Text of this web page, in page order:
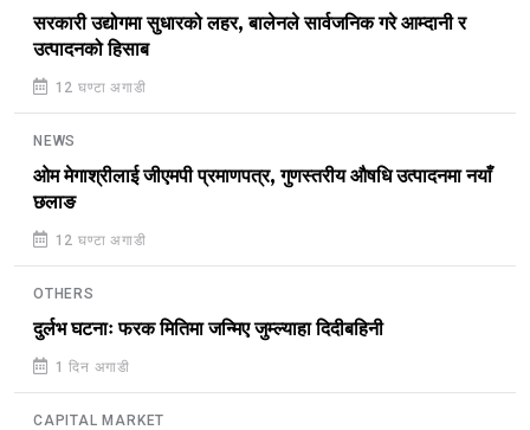
सरकारी उद्योगमा सुधारको लहर, बालेनले सार्वजनिक गरे आम्दानी र
उत्पादनको हिसाब
12 घण्टा अगाडी
NEWS
ओम मेगाश्रीलाई जीएमपी प्रमाणपत्र, गुणस्तरीय औषधि उत्पादनमा नयाँ
छलाङ
12 घण्टा अगाडी
OTHERS
दुर्लभ घटनाः फरक मितिमा जन्मिए जुम्ल्याहा दिदीबहिनी
1 दिन अगाडी
CAPITAL MARKET